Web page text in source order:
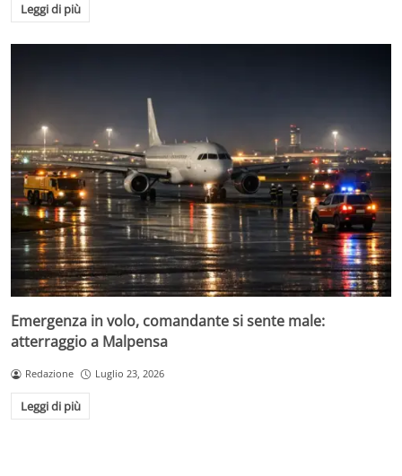
Leggi di più
Emergenza in volo, comandante si sente male:
atterraggio a Malpensa
Redazione Luglio 23, 2026
Leggi di più